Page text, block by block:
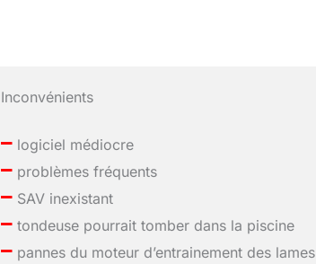
Inconvénients
– logiciel médiocre
– problèmes fréquents
– SAV inexistant
– tondeuse pourrait tomber dans la piscine
– pannes du moteur d’entrainement des lames